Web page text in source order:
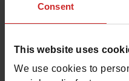
Consent
This website uses
We use cookies to
Zool
Kenmerken